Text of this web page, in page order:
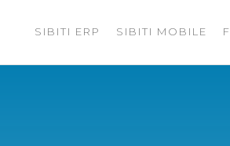
SIBITI ERP SIBITI MOBILE